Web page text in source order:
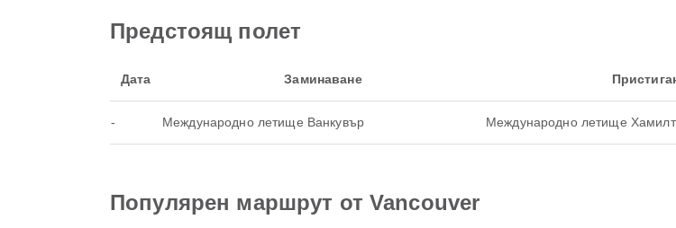
Предстоящ полет
Дата Заминаване
- Международно летище Ванкувър Международно летище
Популярен маршрут от Vancouver